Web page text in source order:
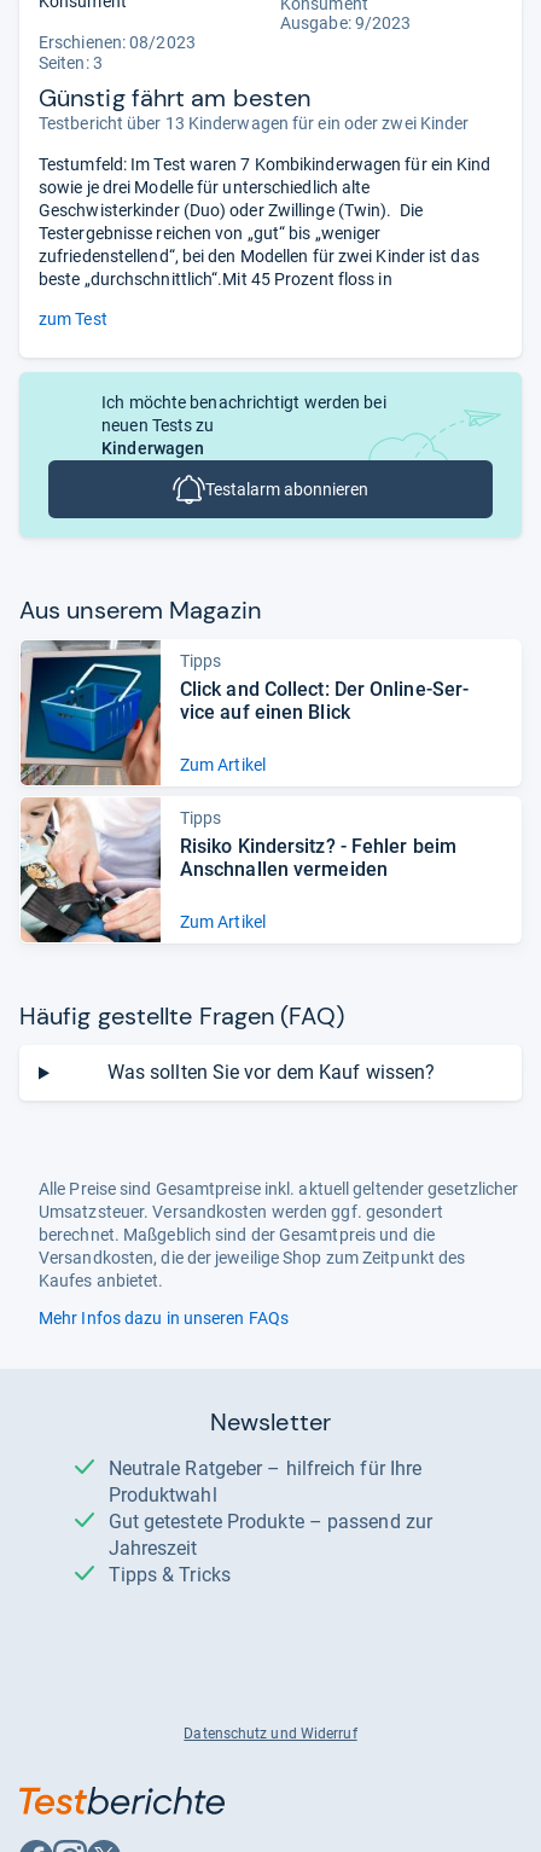
Konsument
Ausgabe: 9/2023
Erschienen: 08/2023
Seiten: 3
Günstig fährt am besten
Testbericht über 13 Kinderwagen für ein oder zwei Kinder
Testumfeld: Im Test waren 7 Kombikinderwagen für ein Kind
sowie je drei Modelle für unterschiedlich alte
Geschwisterkinder (Duo) oder Zwillinge (Twin). Die
Testergebnisse reichen von „gut“ bis „weniger
zufriedenstellend“, bei den Modellen für zwei Kinder ist das
beste „durchschnittlich“.Mit 45 Prozent floss in
zum Test
Ich möchte benachrichtigt werden bei
neuen Tests zu
Kinderwagen
Testalarm abonnieren
Aus unse­rem Maga­zin
Tipps
Click and Col­lect: Der Online-​Ser­
vice auf einen Blick
Zum Artikel
Tipps
Risiko Kin­der­sitz? -​ Feh­ler beim
Anschnal­len ver­mei­den
Zum Artikel
Häu­fig gestellte Fra­gen (FAQ)
Was sollten Sie vor dem Kauf wissen?
Alle Preise sind Gesamtpreise inkl. aktuell geltender gesetzlicher
Umsatzsteuer. Versandkosten werden ggf. gesondert
berechnet. Maßgeblich sind der Gesamtpreis und die
Versandkosten, die der jeweilige Shop zum Zeitpunkt des
Kaufes anbietet.
Mehr Infos dazu in unseren FAQs
Newsletter
Neutrale Ratgeber – hilfreich für Ihre
Produktwahl
Gut getestete Produkte – passend zur
Jahreszeit
Tipps & Tricks
Datenschutz und Widerruf